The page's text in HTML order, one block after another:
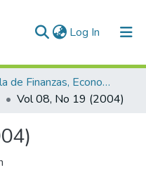
Log In (current)
Escuela de Finanzas, Economía y Gobierno
Vol 08, No 19 (2004)